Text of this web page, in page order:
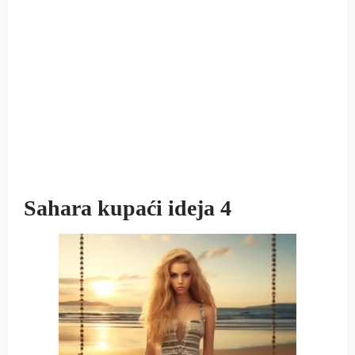
Sahara kupaći ideja 4